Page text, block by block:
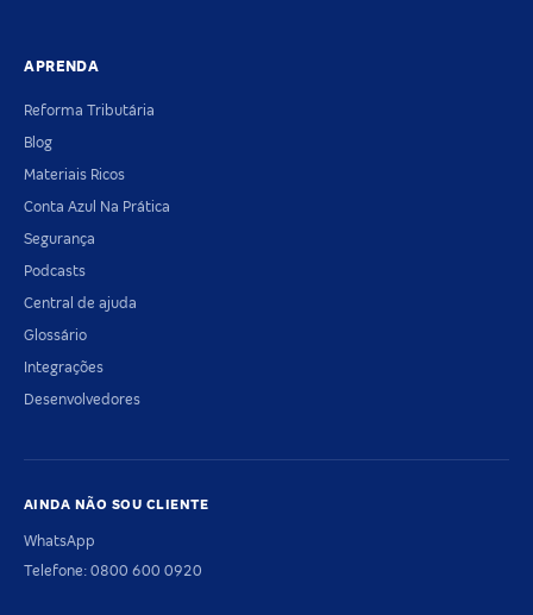
APRENDA
Reforma Tributária
Blog
Materiais Ricos
Conta Azul Na Prática
Segurança
Podcasts
Central de ajuda
Glossário
Integrações
Desenvolvedores
AINDA NÃO SOU CLIENTE
WhatsApp
Telefone: 0800 600 0920